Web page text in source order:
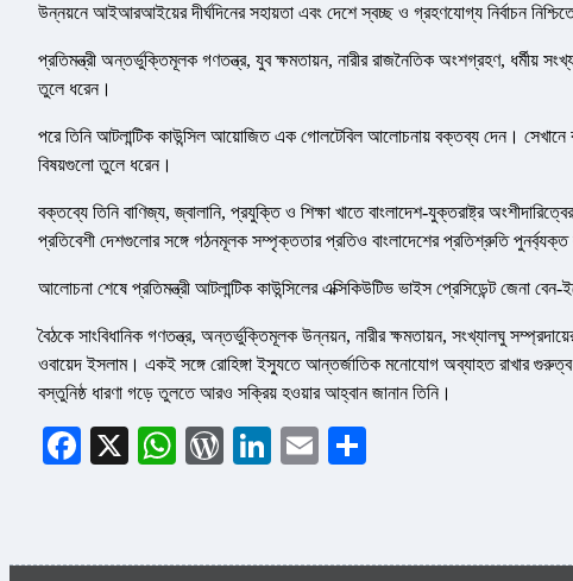
উন্নয়নে আইআরআইয়ের দীর্ঘদিনের সহায়তা এবং দেশে স্বচ্ছ ও গ্রহণযোগ্য নির্বাচন নিশ্চিতে
প্রতিমন্ত্রী অন্তর্ভুক্তিমূলক গণতন্ত্র, যুব ক্ষমতায়ন, নারীর রাজনৈতিক অংশগ্রহণ, ধর্মীয়
তুলে ধরেন।
পরে তিনি আটলান্টিক কাউন্সিল আয়োজিত এক গোলটেবিল আলোচনায় বক্তব্য দেন। সেখানে
বিষয়গুলো তুলে ধরেন।
বক্তব্যে তিনি বাণিজ্য, জ্বালানি, প্রযুক্তি ও শিক্ষা খাতে বাংলাদেশ-যুক্তরাষ্ট্র
প্রতিবেশী দেশগুলোর সঙ্গে গঠনমূলক সম্পৃক্ততার প্রতিও বাংলাদেশের প্রতিশ্রুতি
আলোচনা শেষে প্রতিমন্ত্রী আটলান্টিক কাউন্সিলের এক্সিকিউটিভ ভাইস প্রেসিডেন্ট জেনা বেন-
বৈঠকে সাংবিধানিক গণতন্ত্র, অন্তর্ভুক্তিমূলক উন্নয়ন, নারীর ক্ষমতায়ন, সংখ্যালঘু
ওবায়েদ ইসলাম। একই সঙ্গে রোহিঙ্গা ইস্যুতে আন্তর্জাতিক মনোযোগ অব্যাহত রাখার গুরুত্ব
বস্তুনিষ্ঠ ধারণা গড়ে তুলতে আরও সক্রিয় হওয়ার আহ্বান জানান তিনি।
Facebook
X WhatsApp
WordPress
LinkedIn
Email